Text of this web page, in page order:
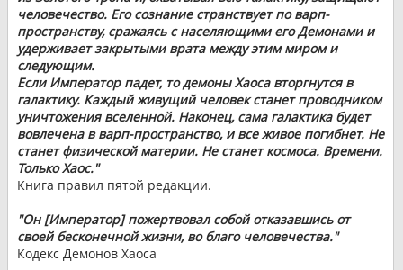
человечество. Его сознание странствует по варп-
пространству, сражаясь с населяющими его Демонами и
удерживает закрытыми врата между этим миром и
следующим.
Если Император падет, то демоны Хаоса вторгнутся в
галактику. Каждый живущий человек станет проводником
уничтожения вселенной. Наконец, сама галактика будет
вовлечена в варп-пространство, и все живое погибнет. Не
станет физической материи. Не станет космоса. Времени.
Только Хаос."
Книга правил пятой редакции.
"Он [Император] пожертвовал собой отказавшись от
своей бесконечной жизни, во благо человечества."
Кодекс Демонов Хаоса